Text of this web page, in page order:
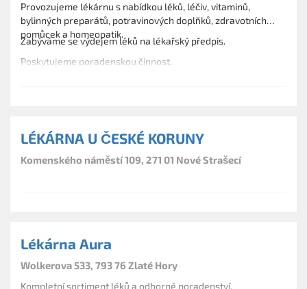
Provozujeme lékárnu s nabídkou léků, léčiv, vitaminů,
bylinných preparátů, potravinových doplňků, zdravotních
pomůcek a homeopatik.
Zabýváme se výdejem léků na lékařský předpis.
Poskytujeme poradenskou činnost.
LÉKÁRNA U ČESKÉ KORUNY
Komenského náměstí 109, 271 01 Nové Strašecí
Lékárna Aura
Wolkerova 533, 793 76 Zlaté Hory
Kompletní sortiment léků a odborné poradenství.